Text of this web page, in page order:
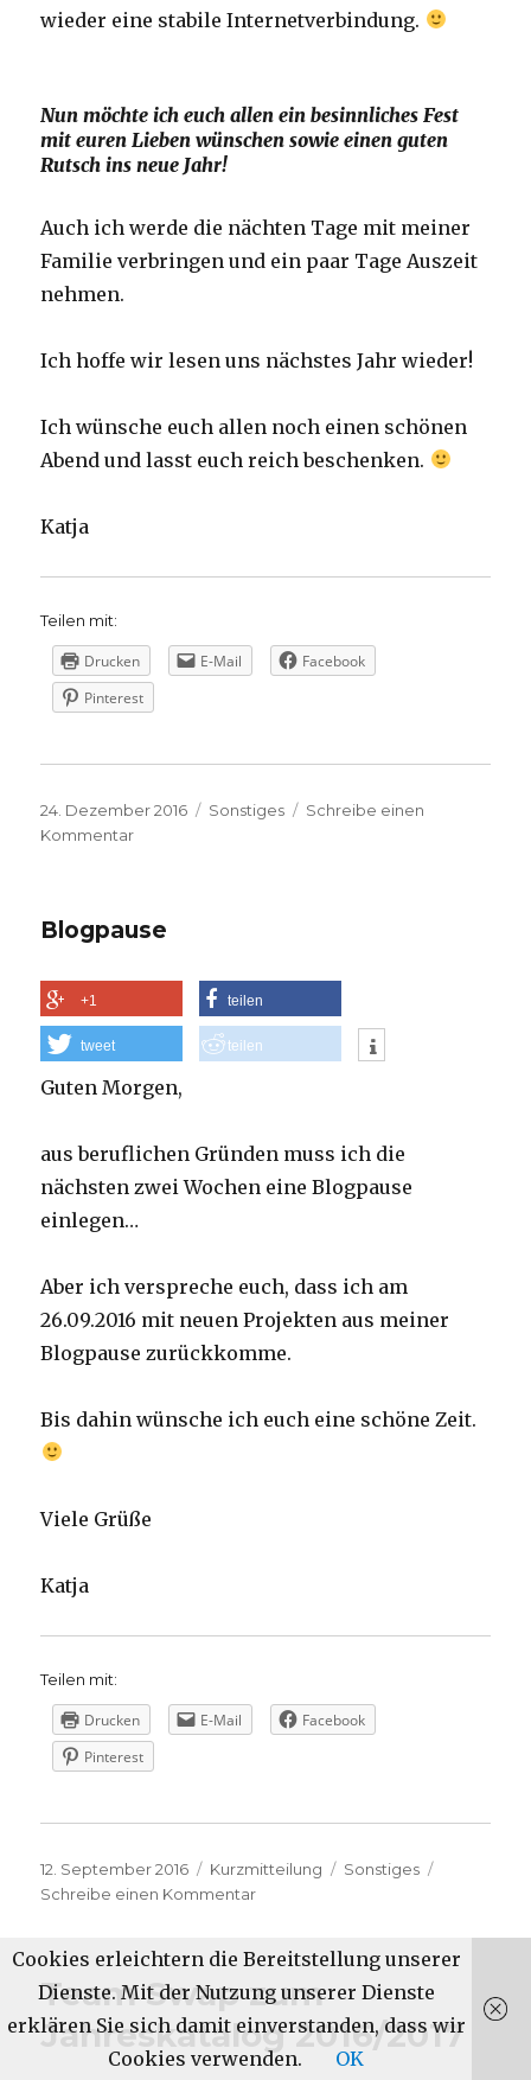
wieder eine stabile Internetverbindung.
Nun möchte ich euch allen ein besinnliches Fest
mit euren Lieben wünschen sowie einen guten
Rutsch ins neue Jahr!
Auch ich werde die nächten Tage mit meiner
Familie verbringen und ein paar Tage Auszeit
nehmen.
Ich hoffe wir lesen uns nächstes Jahr wieder!
Ich wünsche euch allen noch einen schönen
Abend und lasst euch reich beschenken.
Katja
Teilen mit:
Drucken E-Mail
Facebook
Pinterest
Veröffentlicht
am
24. Dezember 2016 Kategorien
Sonstiges
Schreibe einen
Kommentarzu
Blogpause
+1 teilen
tweet teilen
Guten Morgen,
aus beruflichen Gründen muss ich die
nächsten zwei Wochen eine Blogpause
einlegen…
Aber ich verspreche euch, dass ich am
26.09.2016 mit neuen Projekten aus meiner
Blogpause zurückkomme.
Bis dahin wünsche ich euch eine schöne Zeit.
Viele Grüße
Katja
Teilen mit:
Drucken E-Mail
Facebook
Pinterest
Veröffentlicht
am
12. September 2016 Format
Kurzmitteilung Kategorien
Sonstiges
Schreibe einen Kommentarzu
Team Swap zum
Jahreskatalog 2016/2017
Cookies erleichtern die Bereitstellung unserer
Dienste. Mit der Nutzung unserer Dienste
erklären Sie sich damit einverstanden, dass wir
Cookies verwenden.
OK